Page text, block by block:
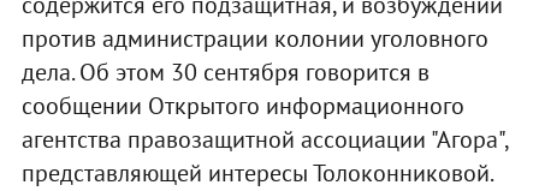
против администрации колонии уголовного
дела. Об этом 30 сентября говорится в
сообщении Открытого информационного
агентства правозащитной ассоциации "Агора",
представляющей интересы Толоконниковой.